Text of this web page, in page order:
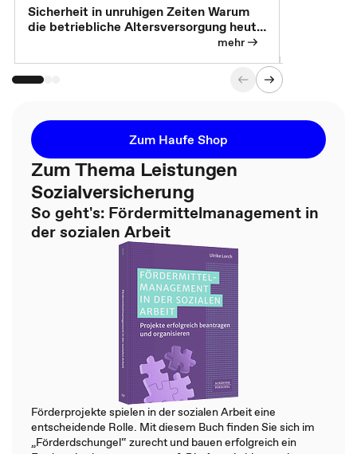
Sicherheit in unruhigen Zeiten Warum
die betriebliche Altersversorgung heute
mehr
Zum Haufe Shop
Zum Thema Leistungen
Sozialversicherung
So geht's: Fördermittelmanagement in
der sozialen Arbeit
Förderprojekte spielen in der sozialen Arbeit eine
entscheidende Rolle. Mit diesem Buch finden Sie sich im
„Förderdschungel“ zurecht und bauen erfolgreich ein